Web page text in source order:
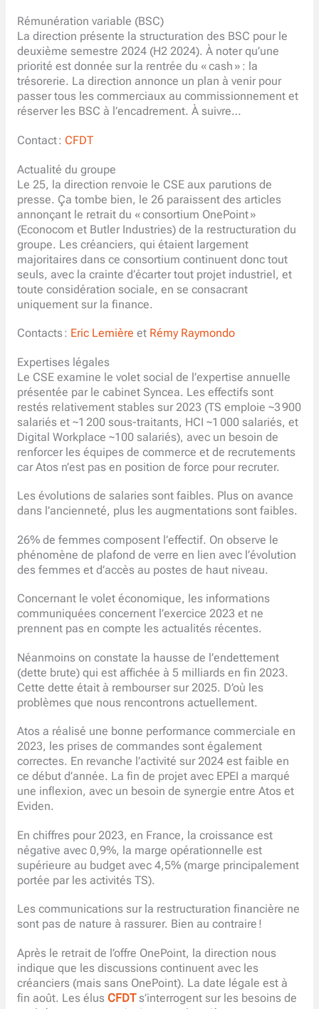
Rémunération variable (BSC)
La direction présente la structuration des BSC pour le
deuxième semestre 2024 (H2 2024). À noter qu’une
priorité est donnée sur la rentrée du « cash » : la
trésorerie. La direction annonce un plan à venir pour
passer tous les commerciaux au commissionnement et
réserver les BSC à l’encadrement. À suivre…
Contact : CFDT
Actualité du groupe
Le 25, la direction renvoie le CSE aux parutions de
presse. Ça tombe bien, le 26 paraissent des articles
annonçant le retrait du « consortium OnePoint »
(Econocom et Butler Industries) de la restructuration du
groupe. Les créanciers, qui étaient largement
majoritaires dans ce consortium continuent donc tout
seuls, avec la crainte d’écarter tout projet industriel, et
toute considération sociale, en se consacrant
uniquement sur la finance.
Contacts : Eric Lemière et Rémy Raymondo
Expertises légales
Le CSE examine le volet social de l’expertise annuelle
présentée par le cabinet Syncea. Les effectifs sont
restés relativement stables sur 2023 (TS emploie ~3 900
salariés et ~1 200 sous-traitants, HCI ~1 000 salariés, et
Digital Workplace ~100 salariés), avec un besoin de
renforcer les équipes de commerce et de recrutements
car Atos n’est pas en position de force pour recruter.
Les évolutions de salaries sont faibles. Plus on avance
dans l’ancienneté, plus les augmentations sont faibles.
26% de femmes composent l’effectif. On observe le
phénomène de plafond de verre en lien avec l’évolution
des femmes et d’accès au postes de haut niveau.
Concernant le volet économique, les informations
communiquées concernent l’exercice 2023 et ne
prennent pas en compte les actualités récentes.
Néanmoins on constate la hausse de l’endettement
(dette brute) qui est affichée à 5 milliards en fin 2023.
Cette dette était à rembourser sur 2025. D’où les
problèmes que nous rencontrons actuellement.
Atos a réalisé une bonne performance commerciale en
2023, les prises de commandes sont également
correctes. En revanche l’activité sur 2024 est faible en
ce début d’année. La fin de projet avec EPEI a marqué
une inflexion, avec un besoin de synergie entre Atos et
Eviden.
En chiffres pour 2023, en France, la croissance est
négative avec 0,9%, la marge opérationnelle est
supérieure au budget avec 4,5% (marge principalement
portée par les activités TS).
Les communications sur la restructuration financière ne
sont pas de nature à rassurer. Bien au contraire !
Après le retrait de l’offre OnePoint, la direction nous
indique que les discussions continuent avec les
créanciers (mais sans OnePoint). La date légale est à
fin août. Les élus CFDTs’interrogent sur les besoins de